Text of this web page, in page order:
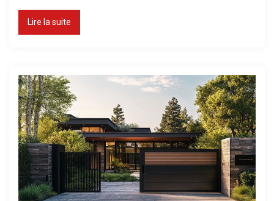
Lire la suite